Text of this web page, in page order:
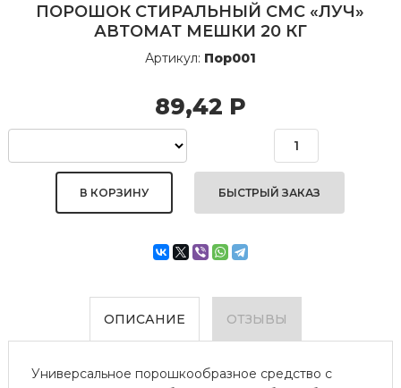
ПОРОШОК СТИРАЛЬНЫЙ СМС «ЛУЧ»
АВТОМАТ МЕШКИ 20 КГ
Артикул: Пор001
89,42 Р
БЫСТРЫЙ ЗАКАЗ
ОПИСАНИЕ ОТЗЫВЫ
Универсальное порошкообразное средство с